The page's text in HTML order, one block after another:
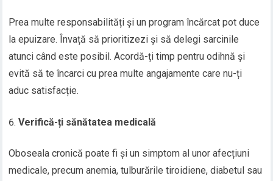
Prea multe responsabilități și un program încărcat pot duce
la epuizare. Învață să prioritizezi și să delegi sarcinile
atunci când este posibil. Acordă-ți timp pentru odihnă și
evită să te încarci cu prea multe angajamente care nu-ți
aduc satisfacție.
Verifică-ți sănătatea medicală
Oboseala cronică poate fi și un simptom al unor afecțiuni
medicale, precum anemia, tulburările tiroidiene, diabetul sau